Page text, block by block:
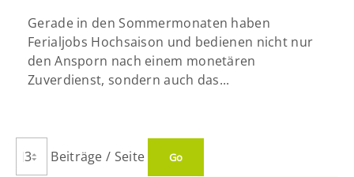
Gerade in den Sommermonaten haben
Ferialjobs Hochsaison und bedienen nicht nur
den Ansporn nach einem monetären
Zuverdienst, sondern auch das...
Beiträge / Seite